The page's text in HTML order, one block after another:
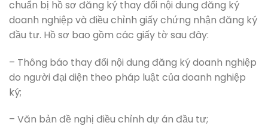
chuẩn bị hồ sơ đăng ký thay đổi nội dung đăng ký
doanh nghiệp và điều chỉnh giấy chứng nhận đăng ký
đầu tư. Hồ sơ bao gồm các giấy tờ sau đây:
– Thông báo thay đổi nội dung đăng ký doanh nghiệp
do người đại diện theo pháp luật của doanh nghiệp
ký;
– Văn bản đề nghị điều chỉnh dự án đầu tư;